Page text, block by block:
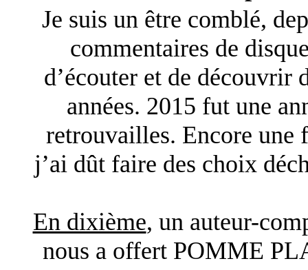
Je suis un être comblé,
commentaires de
d’écouter et de découvrir
années. 2015 fut une
retrouvailles. Encore une
j’ai dût faire des choix
En dixième, un auteur-
nous a offert POMME